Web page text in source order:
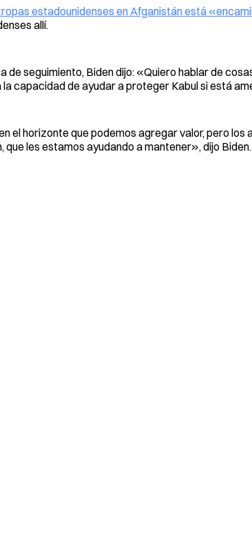
estadounidenses en Afganistán está
allí.
de seguimiento, Biden dijo: «Quiero hablar de
capacidad de ayudar a proteger Kabul si está
el horizonte que podemos agregar valor, pero los
les estamos ayudando a mantener», dijo Biden.